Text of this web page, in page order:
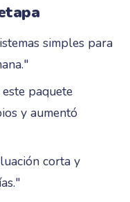
simples para
paquete
y aumentó
corta y